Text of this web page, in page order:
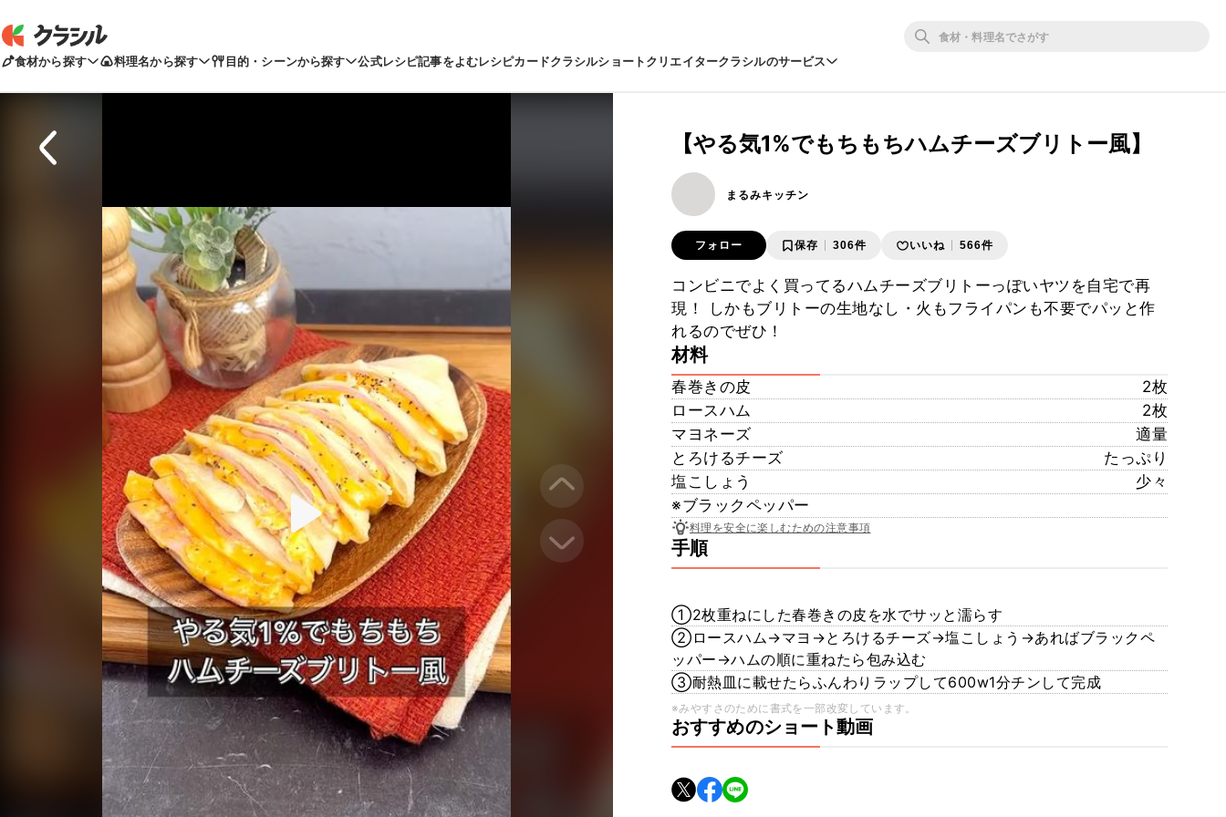
食材から探す 料理名から探す 目的・シーンから探す 公式レシピ記事をよむレシピカードクラシルショートクリエイタークラシルのサービス
【やる気1%でもちもちハムチーズブリトー風】
まるみキッチン
フォロー 保存 306件 いいね 566件
コンビニでよく買ってるハムチーズブリトーっぽいヤツを自宅で再
現！ しかもブリトーの生地なし・火もフライパンも不要でパッと作
れるのでぜひ！
材料
春巻きの皮
2枚
ロースハム
2枚
マヨネーズ
適量
とろけるチーズ
たっぷり
塩こしょう
少々
※ブラックペッパー
料理を安全に楽しむための注意事項
手順
①2枚重ねにした春巻きの皮を水でサッと濡らす
②ロースハム→マヨ→とろけるチーズ→塩こしょう→あればブラックペ
ッパー→ハムの順に重ねたら包み込む
③耐熱皿に載せたらふんわりラップして600w1分チンして完成
※みやすさのために書式を一部改変しています。
おすすめのショート動画